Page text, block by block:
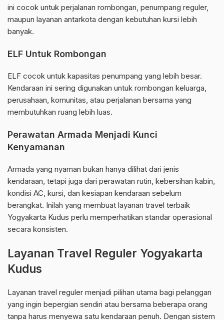
ini cocok untuk perjalanan rombongan, penumpang reguler,
maupun layanan antarkota dengan kebutuhan kursi lebih
banyak.
ELF Untuk Rombongan
ELF cocok untuk kapasitas penumpang yang lebih besar.
Kendaraan ini sering digunakan untuk rombongan keluarga,
perusahaan, komunitas, atau perjalanan bersama yang
membutuhkan ruang lebih luas.
Perawatan Armada Menjadi Kunci
Kenyamanan
Armada yang nyaman bukan hanya dilihat dari jenis
kendaraan, tetapi juga dari perawatan rutin, kebersihan kabin,
kondisi AC, kursi, dan kesiapan kendaraan sebelum
berangkat. Inilah yang membuat layanan travel terbaik
Yogyakarta Kudus perlu memperhatikan standar operasional
secara konsisten.
Layanan Travel Reguler Yogyakarta
Kudus
Layanan travel reguler menjadi pilihan utama bagi pelanggan
yang ingin bepergian sendiri atau bersama beberapa orang
tanpa harus menyewa satu kendaraan penuh. Dengan sistem